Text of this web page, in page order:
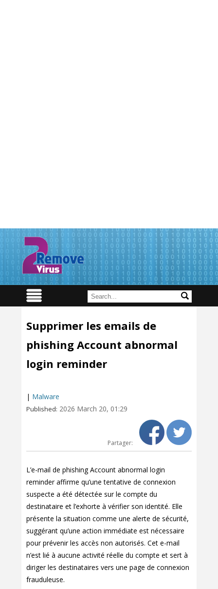
Supprimer les emails de
phishing Account abnormal
login reminder
| Malware
Published: 2026 March 20, 01:29
Partager:
L’e-mail de phishing Account abnormal login
reminder affirme qu’une tentative de connexion
suspecte a été détectée sur le compte du
destinataire et l’exhorte à vérifier son identité. Elle
présente la situation comme une alerte de sécurité,
suggérant qu’une action immédiate est nécessaire
pour prévenir les accès non autorisés. Cet e-mail
n’est lié à aucune activité réelle du compte et sert à
diriger les destinataires vers une page de connexion
frauduleuse.